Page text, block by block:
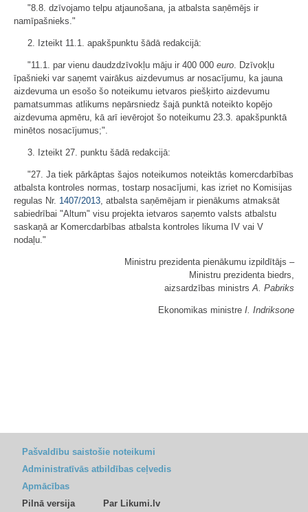
"8.8. dzīvojamo telpu atjaunošana, ja atbalsta saņēmējs ir
namīpašnieks."
2. Izteikt 11.1. apakšpunktu šādā redakcijā:
"11.1. par vienu daudzdzīvokļu māju ir 400 000 euro. Dzīvokļu
īpašnieki var saņemt vairākus aizdevumus ar nosacījumu, ka jauna
aizdevuma un esošo šo noteikumu ietvaros piešķirto aizdevumu
pamatsummas atlikums nepārsniedz šajā punktā noteikto kopējo
aizdevuma apmēru, kā arī ievērojot šo noteikumu 23.3. apakšpunktā
minētos nosacījumus;".
3. Izteikt 27. punktu šādā redakcijā:
"27. Ja tiek pārkāptas šajos noteikumos noteiktās komercdarbības
atbalsta kontroles normas, tostarp nosacījumi, kas izriet no Komisijas
regulas Nr. 1407/2013, atbalsta saņēmējam ir pienākums atmaksāt
sabiedrībai "Altum" visu projekta ietvaros saņemto valsts atbalstu
saskaņā ar Komercdarbības atbalsta kontroles likuma IV vai V
nodaļu."
Ministru prezidenta pienākumu izpildītājs ‒
Ministru prezidenta biedrs,
aizsardzības ministrsA. Pabriks
Ekonomikas ministre I. Indriksone
Pašvaldību saistošie noteikumi
Administratīvās atbildības ceļvedis
Apmācības
Pilnā versija
Par Likumi.lv